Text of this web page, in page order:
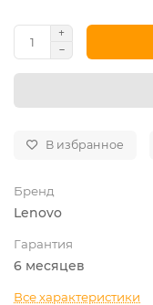
В избранное
Бренд
Lenovo
Гарантия
6 месяцев
Все характеристики